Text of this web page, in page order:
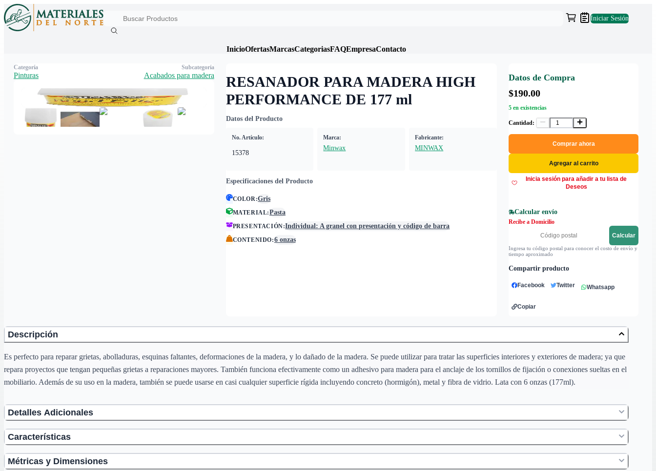
Iniciar Sesión
InicioOfertasMarcasCategoriasFAQEmpresaContacto
RESANADOR PARA MADERA HIGH
PERFORMANCE DE 177 ml
Datos del Producto
No. Artículo:
15378
Marca:
Minwax
Fabricante:
MINWAX
Especificaciones del Producto
COLOR:Gris
MATERIAL:Pasta
PRESENTACIÓN:Individual: A granel con presentación y código de barra
CONTENIDO:6 onzas
Datos de Compra
$190.00
5 en existencias
Cantidad:
Comprar ahora
Agregar al carrito
Inicia sesión para añadir a tu lista de
Deseos
Calcular envío
Recibe a Domicilio
Calcular
Ingresa tu código postal para conocer el costo de envío y
tiempo aproximado
Compartir producto
Facebook Twitter Whatsapp
Copiar
Categoría
Pinturas
Subcategoría
Acabados para madera
Descripción
Es perfecto para reparar grietas, abolladuras, esquinas faltantes, deformaciones de la madera, y lo dañado de la madera. Se puede utilizar para tratar las superficies interiores y exteriores de madera; ya que
repara proyectos que tengan pequeñas grietas a reparaciones mayores. También funciona efectivamente como un adhesivo para madera para el anclaje de los tornillos de fijación o conexiones sueltas en el
mobiliario. Además de su uso en la madera, también se puede usarse en casi cualquier superficie rígida incluyendo concreto (hormigón), metal y fibra de vidrio. Lata con 6 onzas (177ml).
Detalles Adicionales
Características
Métricas y Dimensiones